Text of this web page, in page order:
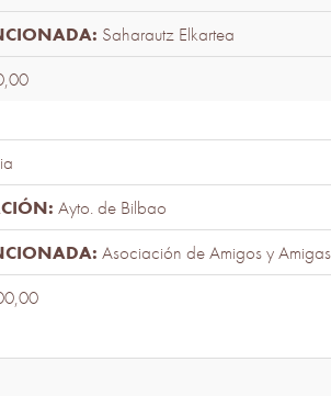
Saharautz Elkartea
Ayto. de Bilbao
Asociación de Amigos y